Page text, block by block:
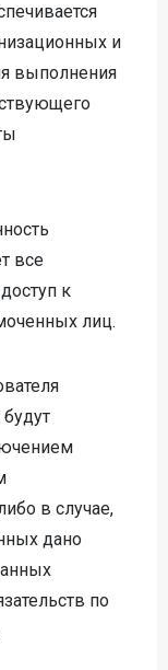
и
выполнения
все
к
лиц.
в случае,
дано
по